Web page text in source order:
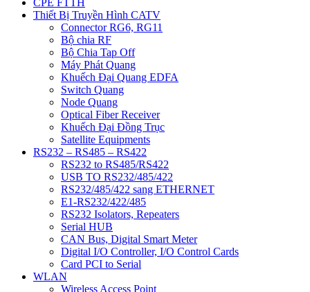
CPE FTTH
Thiết Bị Truyền Hình CATV
Connector RG6, RG11
Bộ chia RF
Bộ Chia Tap Off
Máy Phát Quang
Khuếch Đại Quang EDFA
Switch Quang
Node Quang
Optical Fiber Receiver
Khuếch Đại Đồng Trục
Satellite Equipments
RS232 – RS485 – RS422
RS232 to RS485/RS422
USB TO RS232/485/422
RS232/485/422 sang ETHERNET
E1-RS232/422/485
RS232 Isolators, Repeaters
Serial HUB
CAN Bus, Digital Smart Meter
Digital I/O Controller, I/O Control Cards
Card PCI to Serial
WLAN
Wireless Access Point